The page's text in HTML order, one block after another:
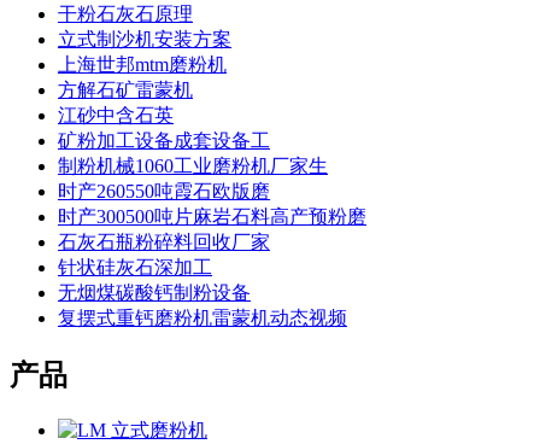
干粉石灰石原理
立式制沙机安装方案
上海世邦mtm磨粉机
方解石矿雷蒙机
江砂中含石英
矿粉加工设备成套设备工
制粉机械1060工业磨粉机厂家生
时产260550吨霞石欧版磨
时产300500吨片麻岩石料高产预粉磨
石灰石瓶粉碎料回收厂家
针状硅灰石深加工
无烟煤碳酸钙制粉设备
复摆式重钙磨粉机雷蒙机动态视频
产品